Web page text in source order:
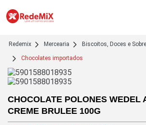
Redemix – Supermercado Online
redemix Mercearia Biscoitos, Doces e
Chocolates importados
CHOCOLATE POLONES WEDEL
CREME BRULEE 100G